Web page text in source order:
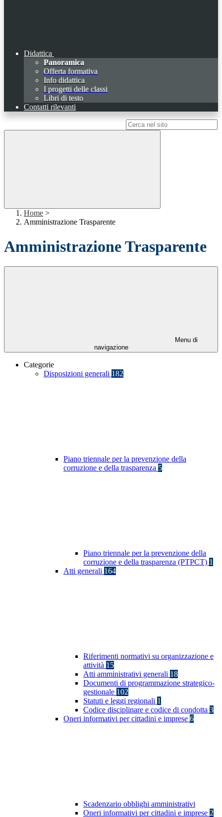
Didattica
Panoramica
Offerta formativa
Info didattica
I progetti delle classi
Libri di testo
Contatti rilevanti
Home >
Amministrazione Trasparente
Amministrazione Trasparente
Menu di
navigazione
Categorie
Disposizioni generali 182
Piano triennale per la prevenzione della
corruzione e della trasparenza 5
Piano triennale per la prevenzione della
corruzione e della trasparenza (PTPCT) 1
Atti generali 164
Riferimenti normativi su organizzazione e
attività 15
Atti amministrativi generali 18
Documenti di programmazione strategico-
gestionale 102
Statuti e leggi regionali 1
Codice disciplinare e codice di condotta 3
Oneri informativi per cittadini e imprese 6
Scadenzario obblighi amministrativi
Oneri informativi per cittadini e imprese 2